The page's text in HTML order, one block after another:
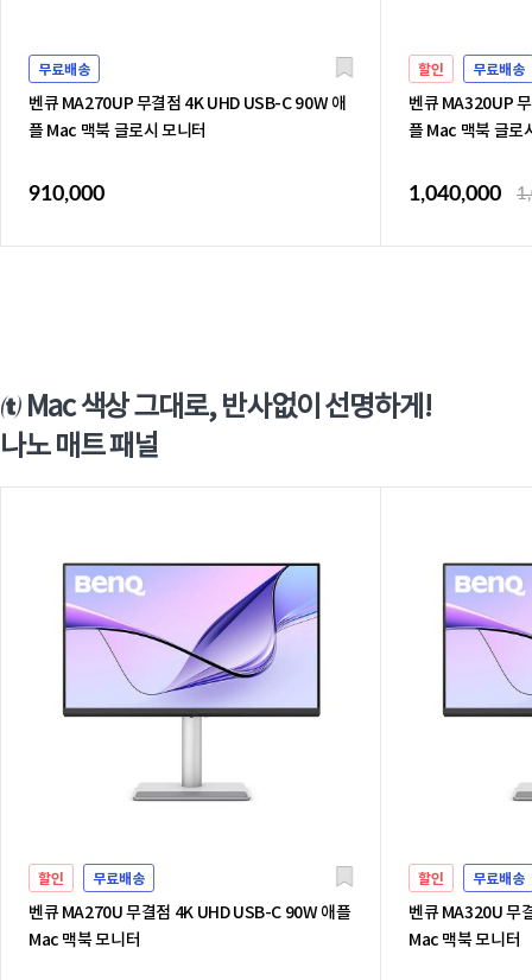
무료배송
벤큐 MA270UP 무결점 4K UHD USB-C 90W 애
플 Mac 맥북 글로시 모니터
910,000
할인 무료배송
벤큐 MA320UP
플 Mac 맥북 글로
1,040,000
 Mac 색상 그대로, 반사없이 선명하게!
나노 매트 패널
할인 무료배송
벤큐 MA270U 무결점 4K UHD USB-C 90W 애플
Mac 맥북 모니터
할인 무료배송
벤큐 MA320U 무
Mac 맥북 모니터